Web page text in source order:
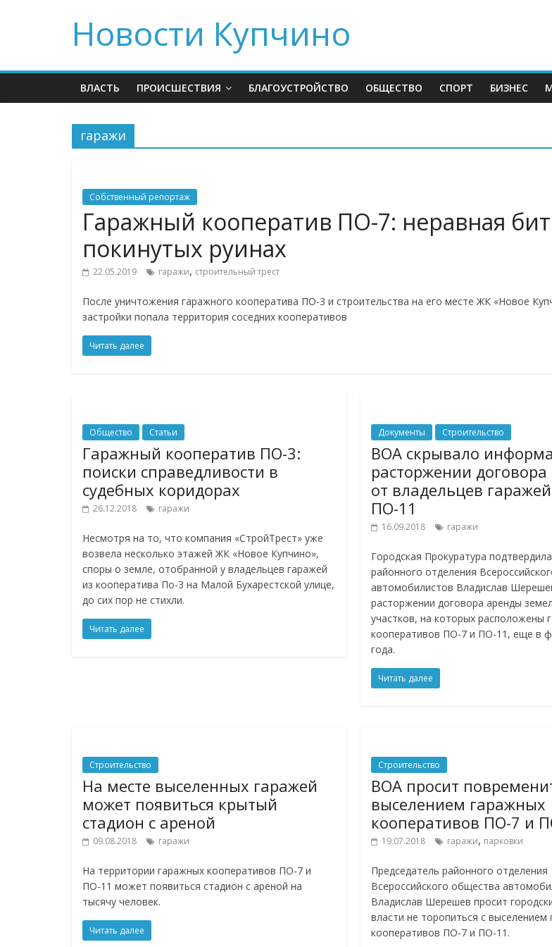
Новости Купчино
ВЛАСТЬ ПРОИСШЕСТВИЯ БЛАГОУСТРОЙСТВО ОБЩЕСТВО СПОРТ БИЗНЕС
гаражи
Собственный репортаж
Гаражный кооператив ПО-7: неравная
покинутых руинах
22.05.2019 гаражи, строительный трест
После уничтожения гаражного кооператива ПО-3 и строительства на его месте ЖК «Новое
застройки попала территория соседних кооперативов
Читать далее
Общество Статьи
Гаражный кооператив ПО-3:
поиски справедливости в
судебных коридорах
26.12.2018 гаражи
Несмотря на то, что компания «СтройТрест» уже
возвела несколько этажей ЖК «Новое Купчино»,
споры о земле, отобранной у владельцев гаражей
из кооператива По-3 на Малой Бухарестской улице,
до сих пор не стихли.
Читать далее
Документы Строительство
ВОА скрывало
расторжении
от владельцев
ПО-11
16.09.2018 гаражи
Городская Прокуратура
районного отделения
автомобилистов Владислав
расторжении договора аренды
участков, на которых расположены
кооперативов ПО-7 и ПО-11, еще в
года.
Читать далее
Строительство
На месте выселенных гаражей
может появиться крытый
стадион с ареной
09.08.2018 гаражи
На территории гаражных кооперативов ПО-7 и
ПО-11 может появиться стадион с ареной на
тысячу человек.
Читать далее
Строительство
ВОА просит
выселением гаражных
кооперативов ПО-7 и
19.07.2018 гаражи, парковки
Председатель районного отделения
Всероссийского общества
Владислав Шерешев просит
власти не торопиться с выселением
кооперативов ПО-7 и ПО-11.